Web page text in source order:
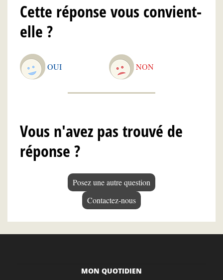
Cette réponse vous convient-
elle ?
OUI NON
Vous n'avez pas trouvé de
réponse ?
Posez une autre question
Contactez-nous
MON QUOTIDIEN